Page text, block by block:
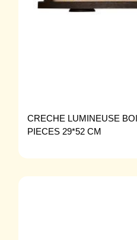
CRECHE LUMINEUSE
PIECES 29*52 CM